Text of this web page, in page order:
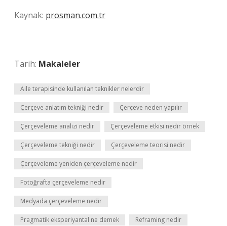
Kaynak: prosman.com.tr
Tarih: Makaleler
Aile terapisinde kullanılan teknikler nelerdir
Çerçeve anlatım tekniği nedir Çerçeve neden yapılır
Çerçeveleme analizi nedir Çerçeveleme etkisi nedir örnek
Çerçeveleme tekniği nedir Çerçeveleme teorisi nedir
Çerçeveleme yeniden çerçeveleme nedir
Fotoğrafta çerçeveleme nedir
Medyada çerçeveleme nedir
Pragmatik eksperiyantal ne demek Reframing nedir